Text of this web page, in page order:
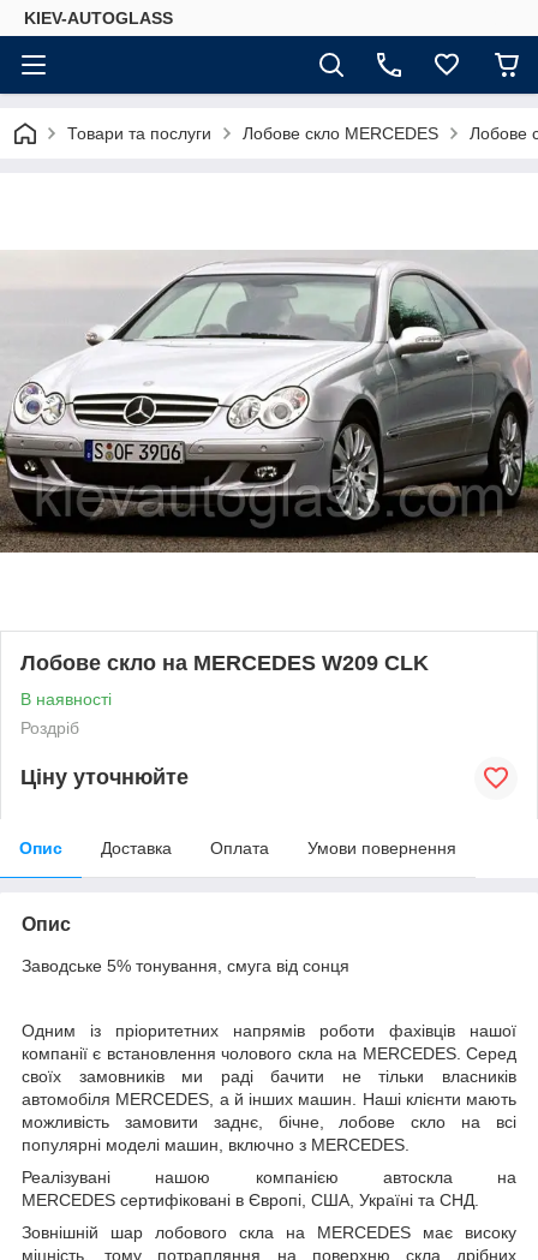
KIEV-AUTOGLASS
Товари та послуги Лобове скло MERCEDES Лобове
Лобове скло на MERCEDES W209 CLK
В наявності
Роздріб
Ціну уточнюйте
Опис Доставка Оплата Умови повернення
Опис
Заводське 5% тонування, смуга від сонця
Одним із пріоритетних напрямів роботи фахівців нашої
компанії є встановлення чолового скла на MERCEDES. Серед
своїх замовників ми раді бачити не тільки власників
автомобіля MERCEDES, а й інших машин. Наші клієнти мають
можливість замовити заднє, бічне, лобове скло на всі
популярні моделі машин, включно з MERCEDES.
Реалізувані нашою компанією автоскла на
MERCEDES сертифіковані в Європі, США, Україні та СНД.
Зовнішній шар лобового скла на MERCEDES має високу
міцність, тому потрапляння на поверхню скла дрібних